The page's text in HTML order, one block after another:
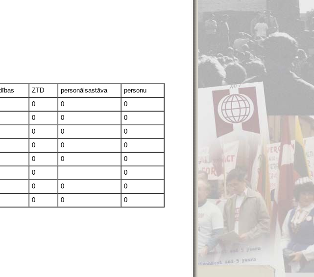
ZTD personālsastāva personu
0 0
0
0 0
0
0 0
0
0 0
0
0 0
0
0
0
0 0
0
0 0 0